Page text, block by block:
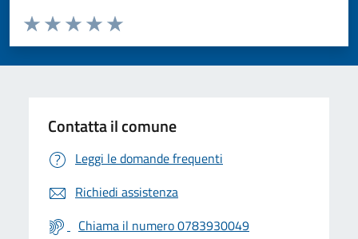
Valuta da 1 a 5 stelle la pagina
Valuta 5 stelle su 5
Valuta 4 stelle su 5
Valuta 3 stelle su 5
Valuta 2 stelle su 5
Valuta 1 stelle su 5
Contatta il comune
Leggi le domande frequenti
Richiedi assistenza
Chiama il numero 0783930049